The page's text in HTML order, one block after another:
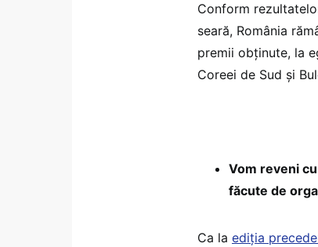
Conform
seară, România
premii obținute, la
Coreei de Sud și
Vom reveni
făcute de
Ca la ediția